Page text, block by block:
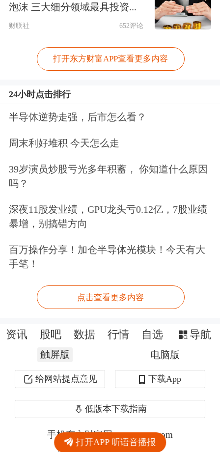
泡沫 三大细分领域最具投资...
财联社 652评论
打开东方财富APP查看更多内容
24小时点击排行
半导体逆势走强，后市怎么看？
周末利好堆积 今天怎么走
39岁演员炒股亏光多年积蓄， 你知道什么原因
吗？
深夜11股发业绩，GPU龙头亏0.12亿，7股业绩
暴增，别搞错方向
百万操作分享！加仓半导体光模块！今天有大
手笔！
点击查看更多内容
打开APP 听语音播报
资讯 股吧 数据 行情 自选 导航
触屏版 电脑版
给网站提点意见 下载App
低版本下载指南
手机东方财富网 eastmoney.com
网站备案号:沪ICP备05006054号-11